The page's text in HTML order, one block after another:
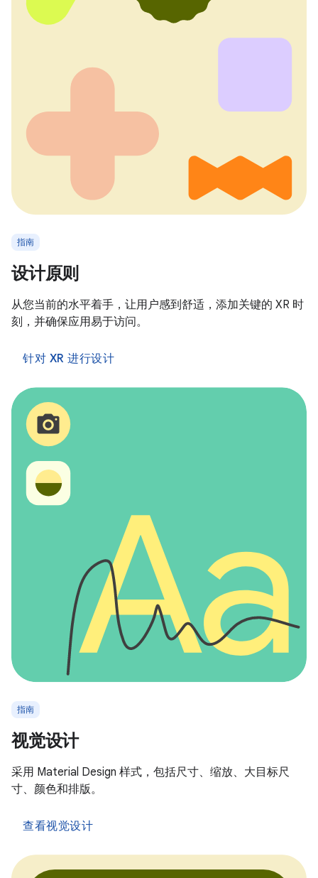
指南
设计原则
从您当前的水平着手，让用户感到舒适，添加关键的 XR 时
刻，并确保应用易于访问。
针对 XR 进行设计
指南
视觉设计
采用 Material Design 样式，包括尺寸、缩放、大目标尺
寸、颜色和排版。
查看视觉设计